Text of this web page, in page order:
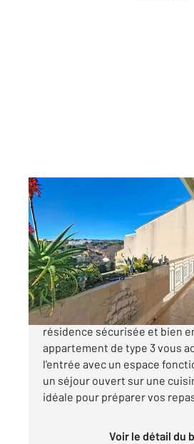
60,12 m
Ref : 10184
Appartement F3 à
179 000 €
Au troisième et dernier étage
résidence sécurisée et bien
appartement de type 3 vous
l'entrée avec un espace
un séjour ouvert sur une
idéale pour préparer vos
Voir le détail du